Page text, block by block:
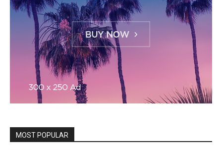
MOST POPULAR